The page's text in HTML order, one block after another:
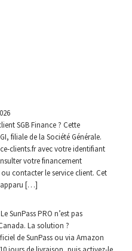
SGB Finance ? Cette
filiale de la Société Générale.
clients.fr avec votre identifiant
votre financement
contacter le service client. Cet
apparu […]
SunPass PRO n’est pas
La solution ?
de SunPass ou via Amazon